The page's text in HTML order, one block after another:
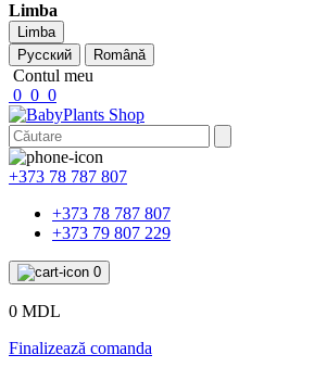
Limba
Limba
Русский
Română
Contul meu
0 0 0
+373 78 787 807
+373 78 787 807
+373 79 807 229
0
0 MDL
Finalizează comanda